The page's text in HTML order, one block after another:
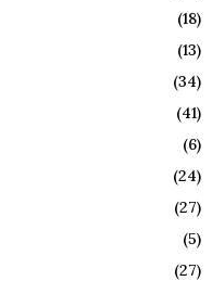
(18)
(13)
(34)
(41)
(6)
(24)
(27)
(5)
(27)